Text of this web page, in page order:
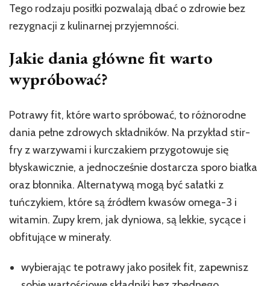
Tego rodzaju posiłki pozwalają dbać o zdrowie bez
rezygnacji z kulinarnej przyjemności.
Jakie dania główne fit warto
wypróbować?
Potrawy fit, które warto spróbować, to różnorodne
dania pełne zdrowych składników. Na przykład stir-
fry z warzywami i kurczakiem przygotowuje się
błyskawicznie, a jednocześnie dostarcza sporo białka
oraz błonnika. Alternatywą mogą być sałatki z
tuńczykiem, które są źródłem kwasów omega-3 i
witamin. Zupy krem, jak dyniowa, są lekkie, sycące i
obfitujące w minerały.
wybierając te potrawy jako posiłek fit, zapewnisz